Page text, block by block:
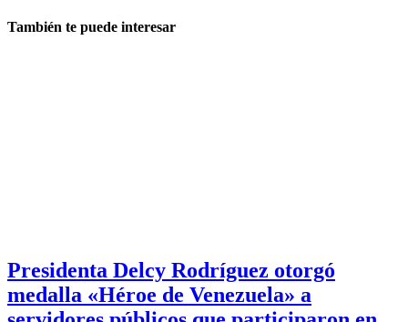
También te puede interesar
Presidenta Delcy Rodríguez otorgó
medalla «Héroe de Venezuela» a